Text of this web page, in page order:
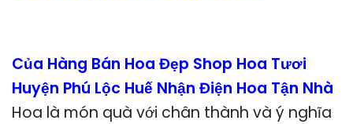
Của Hàng Bán Hoa Đẹp Shop Hoa Tươi
Huyện Phú Lộc Huế Nhận Điện Hoa Tận Nhà
Hoa là món quà với chân thành và ý nghĩa